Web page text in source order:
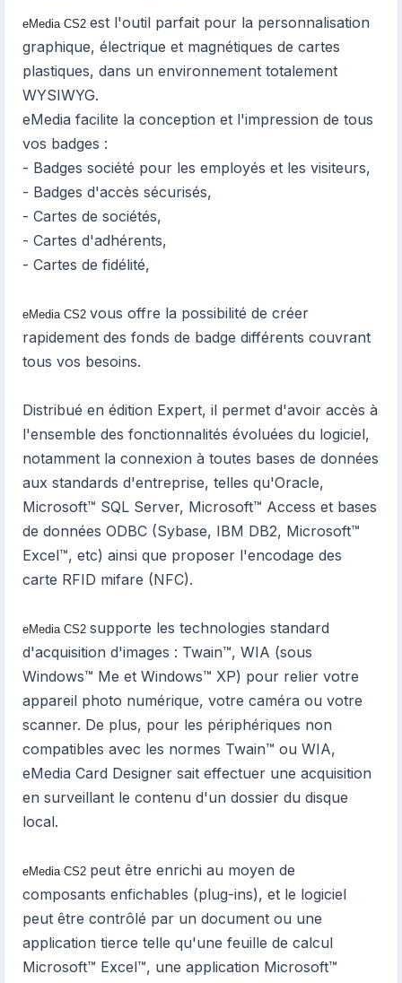
eMedia CS2 est l'outil parfait pour la personnalisation
graphique, électrique et magnétiques de cartes
plastiques, dans un environnement totalement
WYSIWYG.
eMedia facilite la conception et l'impression de tous
vos badges :
- Badges société pour les employés et les visiteurs,
- Badges d'accès sécurisés,
- Cartes de sociétés,
- Cartes d'adhérents,
- Cartes de fidélité,
eMedia CS2 vous offre la possibilité de créer
rapidement des fonds de badge différents couvrant
tous vos besoins.
Distribué en édition Expert, il permet d'avoir accès à
l'ensemble des fonctionnalités évoluées du logiciel,
notamment la connexion à toutes bases de données
aux standards d'entreprise, telles qu'Oracle,
Microsoft™ SQL Server, Microsoft™ Access et bases
de données ODBC (Sybase, IBM DB2, Microsoft™
Excel™, etc) ainsi que proposer l'encodage des
carte RFID mifare (NFC).
eMedia CS2 supporte les technologies standard
d'acquisition d'images : Twain™, WIA (sous
Windows™ Me et Windows™ XP) pour relier votre
appareil photo numérique, votre caméra ou votre
scanner. De plus, pour les périphériques non
compatibles avec les normes Twain™ ou WIA,
eMedia Card Designer sait effectuer une acquisition
en surveillant le contenu d'un dossier du disque
local.
eMedia CS2 peut être enrichi au moyen de
composants enfichables (plug-ins), et le logiciel
peut être contrôlé par un document ou une
application tierce telle qu'une feuille de calcul
Microsoft™ Excel™, une application Microsoft™